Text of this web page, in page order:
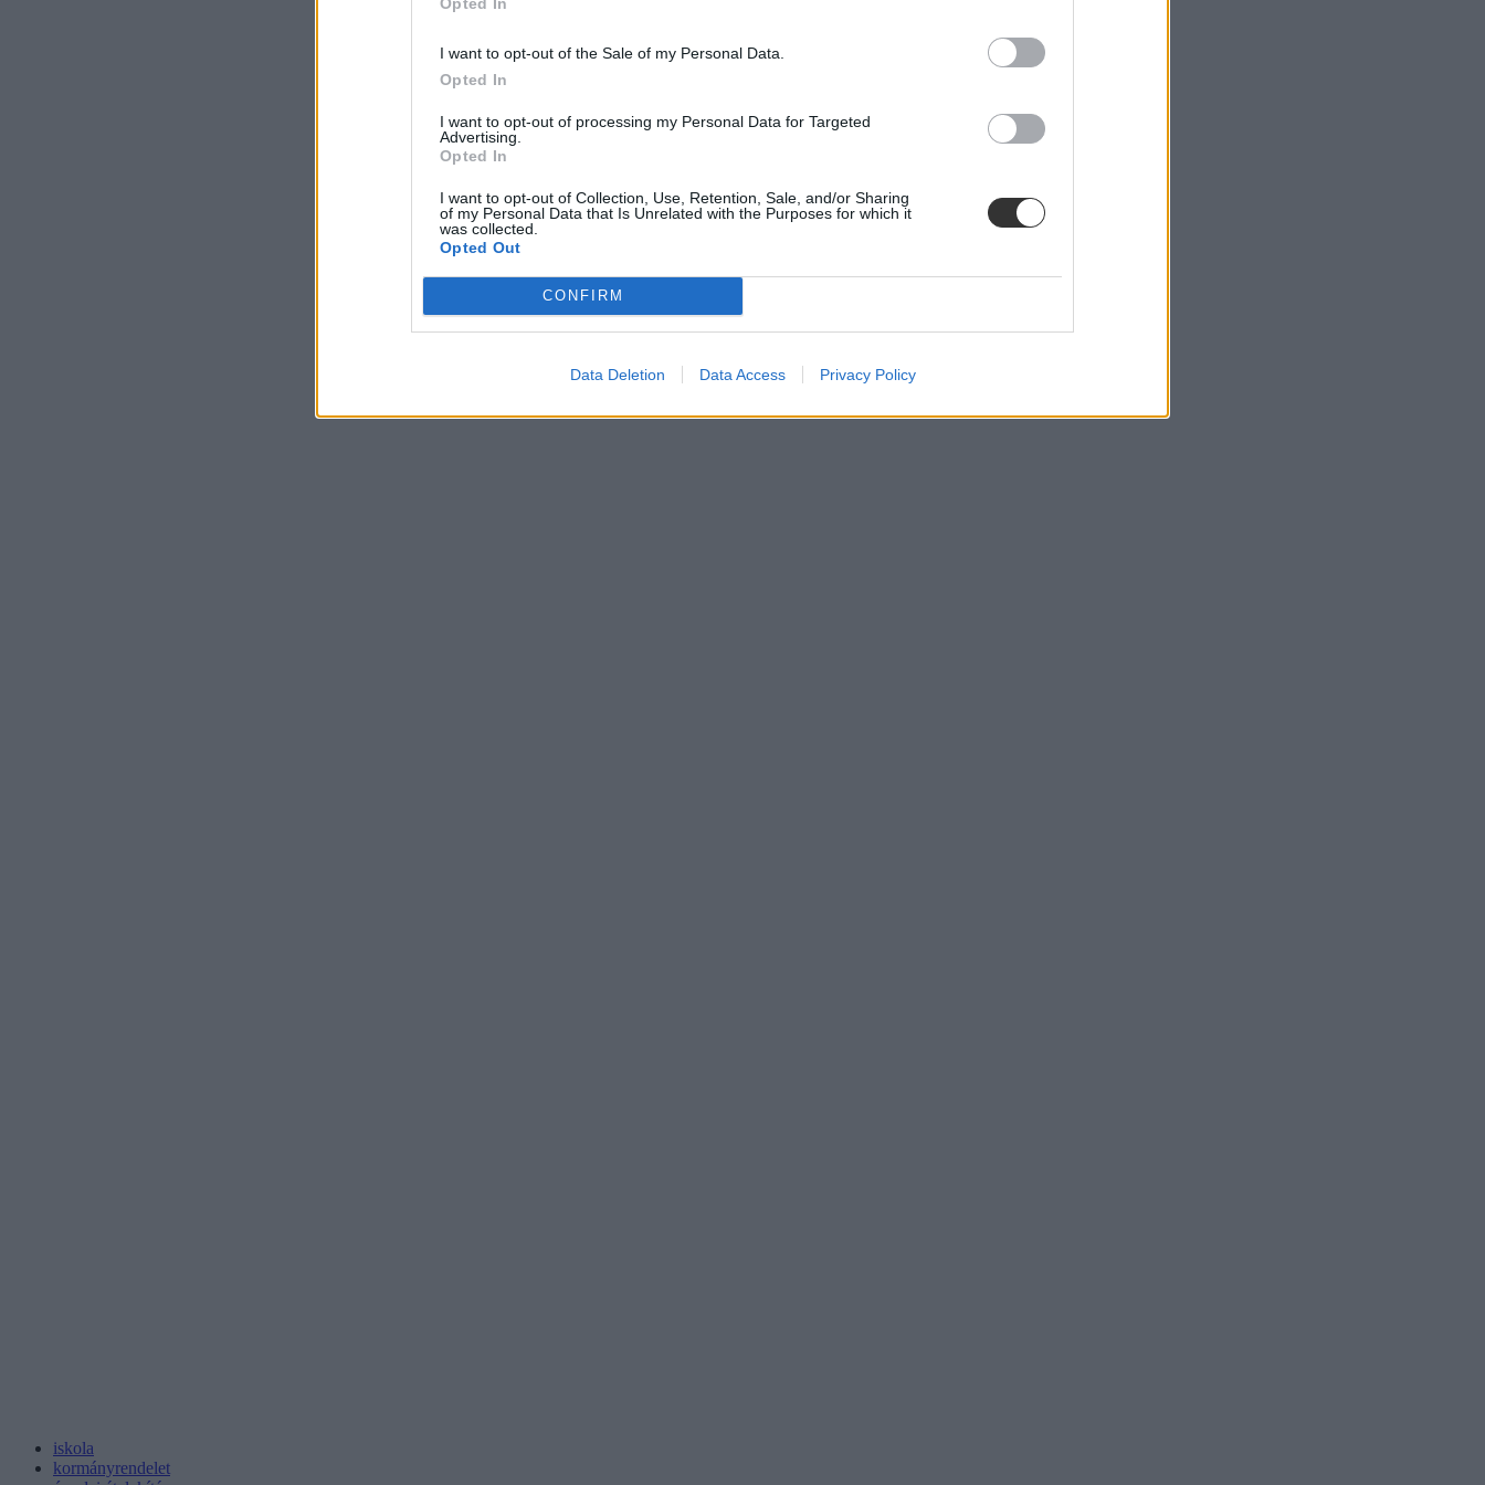
I want to opt-out of the Sale of my Personal Data.
Opted In
I want to opt-out of processing my Personal Data for Targeted
Advertising.
Opted In
I want to opt-out of Collection, Use, Retention, Sale, and/or Sharing
of my Personal Data that Is Unrelated with the Purposes for which it
was collected.
Opted Out
CONFIRM
Data Deletion Data Access Privacy Policy
iskola
kormányrendelet